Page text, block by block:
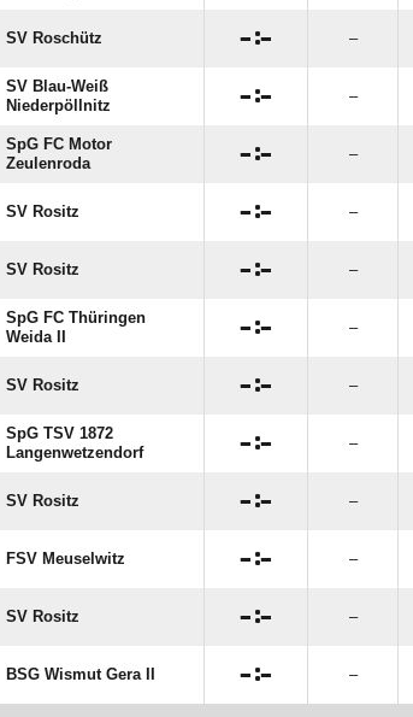
SV Roschütz : –
SV Blau-Weiß
Niederpöllnitz
: –
SpG FC Motor
Zeulenroda
: –
SV Rositz : –
SV Rositz : –
SpG FC Thüringen
Weida II
: –
SV Rositz : –
SpG TSV 1872
Langenwetzendorf
: –
SV Rositz : –
FSV Meuselwitz : –
SV Rositz : –
BSG Wismut Gera II : –